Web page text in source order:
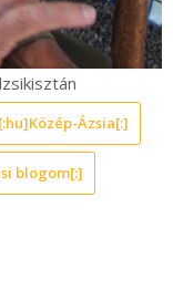
Ázsia[:]
blogom[:]